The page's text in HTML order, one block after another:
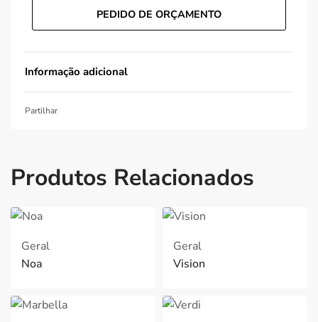
PEDIDO DE ORÇAMENTO
Informação adicional
Partilhar
Produtos Relacionados
Geral
Noa
Geral
Vision